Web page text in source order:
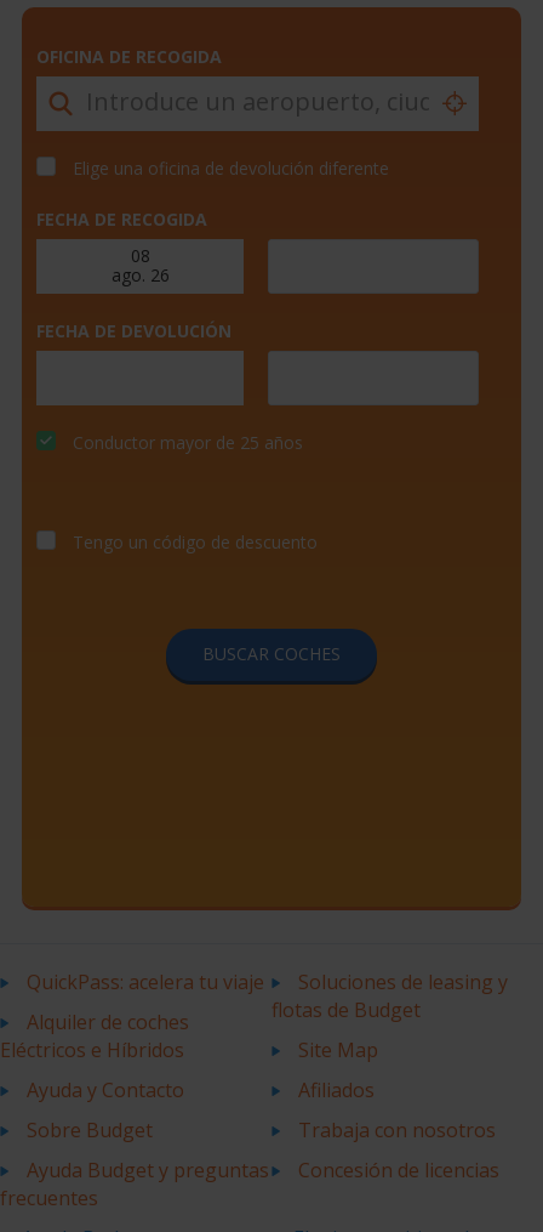
OFICINA DE RECOGIDA
Elige una oficina de devolución diferente
FECHA DE RECOGIDA
FECHA DE DEVOLUCIÓN
Conductor mayor de 25 años
Tengo un código de descuento
BUSCAR COCHES
QuickPass: acelera tu viaje
Alquiler de coches
Eléctricos e Híbridos
Ayuda y Contacto
Sobre Budget
Ayuda Budget y preguntas
frecuentes
Soluciones de leasing y
flotas de Budget
Site Map
Afiliados
Trabaja con nosotros
Concesión de licencias